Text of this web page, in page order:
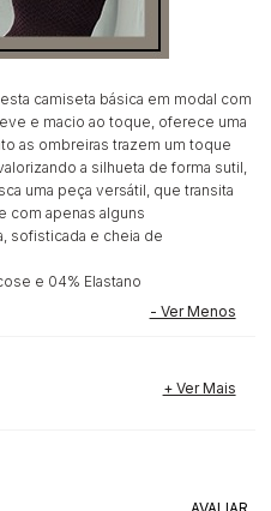
camiseta básica em modal com
e macio ao toque, oferece uma
as ombreiras trazem um toque
a silhueta de forma sutil,
uma peça versátil, que transita
com apenas alguns
sofisticada e cheia de
e 04% Elastano